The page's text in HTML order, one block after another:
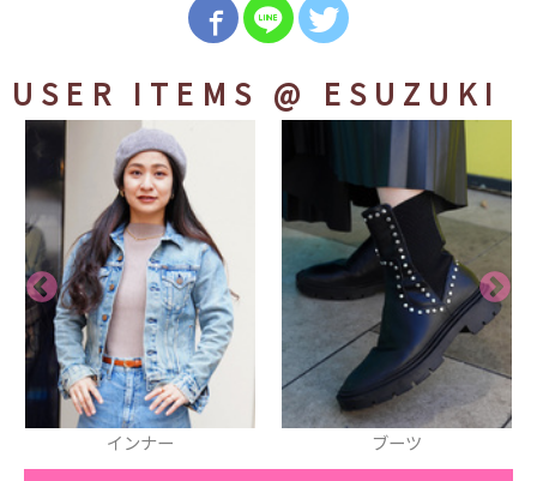
USER ITEMS @ ESUZUKI
インナー ブーツ